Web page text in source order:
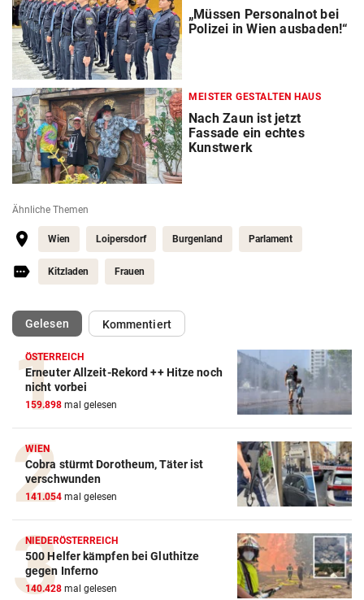
„Müssen Personalnot bei
Polizei in Wien ausbaden!“
MEISTER GESTALTEN HAUS
Nach Zaun ist jetzt
Fassade ein echtes
Kunstwerk
Ähnliche Themen
Wien Loipersdorf Burgenland Parlament
Kitzladen Frauen
Gelesen(ausgewählt)Kommentiert
ÖSTERREICH
Erneuter Allzeit-Rekord ++ Hitze noch
nicht vorbei
159.898 mal gelesen
WIEN
Cobra stürmt Dorotheum, Täter ist
verschwunden
141.054 mal gelesen
NIEDERÖSTERREICH
500 Helfer kämpfen bei Gluthitze
gegen Inferno
140.428 mal gelesen